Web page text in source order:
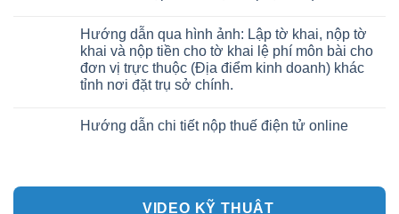
Hướng dẫn qua hình ảnh: Lập tờ khai, nộp tờ
khai và nộp tiền cho tờ khai lệ phí môn bài cho
đơn vị trực thuộc (Địa điểm kinh doanh) khác
tỉnh nơi đặt trụ sở chính.
Hướng dẫn chi tiết nộp thuế điện tử online
VIDEO KỸ THUẬT